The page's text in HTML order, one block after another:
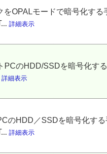
OPALモードで暗号化する
詳細表示
のHDD/SSDを暗号化す
詳細表示
のHDD／SSDを暗号化する
詳細表示